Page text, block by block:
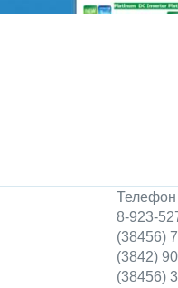
Телефон
8-923-
(38456)
(3842)
(38456)